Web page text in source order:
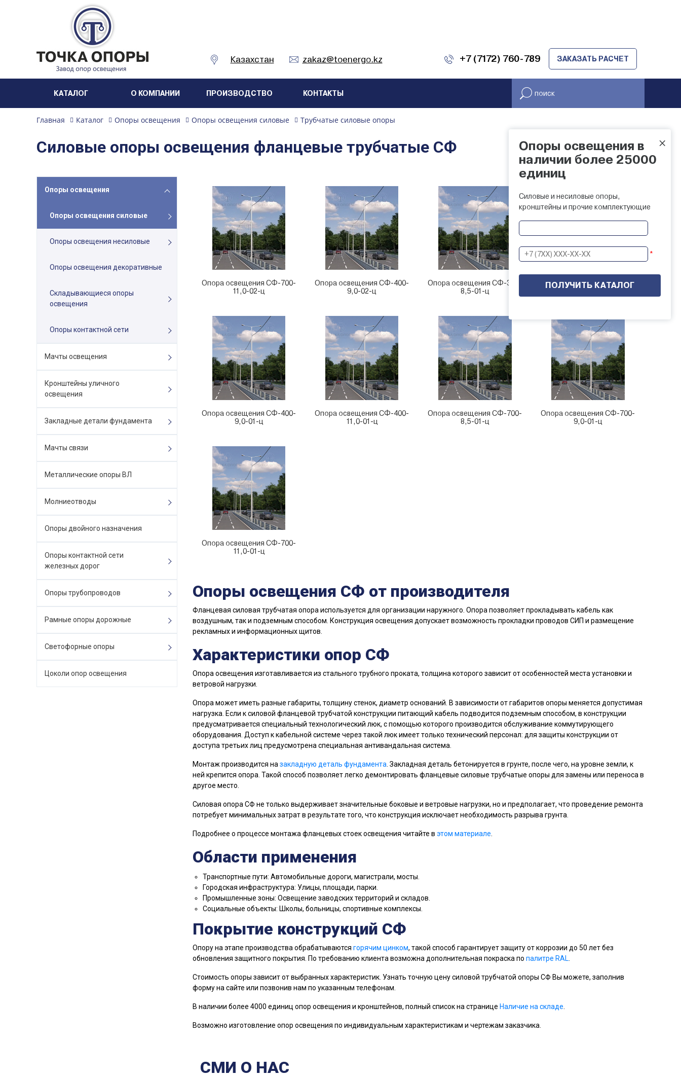
Казахстан zakaz@toenergo.kz +7 (7172) 760-789 ЗАКАЗАТЬ РАСЧЕТ
КАТАЛОГ О КОМПАНИИ ПРОИЗВОДСТВО КОНТАКТЫ
Главная Каталог Опоры освещения Опоры освещения силовые Трубчатые силовые опоры
Силовые опоры освещения фланцевые трубчатые СФ НАЛИЧИЕ НА СКЛАДЕ
Опоры освещения
Опоры освещения силовые
Опоры освещения несиловые
Опоры освещения декоративные
Складывающиеся опоры
освещения
Опоры контактной сети
Мачты освещения
Кронштейны уличного
освещения
Закладные детали фундамента
Мачты связи
Металлические опоры ВЛ
Молниеотводы
Опоры двойного назначения
Опоры контактной сети
железных дорог
Опоры трубопроводов
Рамные опоры дорожные
Светофорные опоры
Цоколи опор освещения
Опора освещения CФ-700-
11,0-02-ц
Опора освещения CФ-400-
9,0-02-ц
Опора освещения CФ-300-
8,5-01-ц
Опора освещения CФ-400-
Опора освещения CФ-400-
9,0-01-ц
Опора освещения CФ-400-
11,0-01-ц
Опора освещения CФ-700-
8,5-01-ц
Опора освещения CФ-700-
9,0-01-ц
Опора освещения CФ-700-
11,0-01-ц
Опоры освещения СФ от производителя
Фланцевая силовая трубчатая опора используется для организации наружного. Опора позволяет прокладывать кабель как
воздушным, так и подземным способом. Конструкция освещения допускает возможность прокладки проводов СИП и размещение
рекламных и информационных щитов.
Характеристики опор СФ
Опора освещения изготавливается из стального трубного проката, толщина которого зависит от особенностей места установки и
ветровой нагрузки.
Опора может иметь разные габариты, толщину стенок, диаметр оснований. В зависимости от габаритов опоры меняется допустимая
нагрузка. Если к силовой фланцевой трубчатой конструкции питающий кабель подводится подземным способом, в конструкции
предусматривается специальный технологический люк, с помощью которого производится обслуживание коммутирующего
оборудования. Доступ к кабельной системе через такой люк имеет только технический персонал: для защиты конструкции от
доступа третьих лиц предусмотрена специальная антивандальная система.
Монтаж производится назакладную деталь фундамента. Закладная деталь бетонируется в грунте, после чего, на уровне земли, к
ней крепится опора. Такой способ позволяет легко демонтировать фланцевые силовые трубчатые опоры для замены или переноса в
другое место.
Силовая опора СФ не только выдерживает значительные боковые и ветровые нагрузки, но и предполагает, что проведение ремонта
потребует минимальных затрат в результате того, что конструкция исключает необходимость разрыва грунта.
Подробнее о процессе монтажа фланцевых стоек освещения читайте в этом материале.
Области применения
Транспортные пути: Автомобильные дороги, магистрали, мосты.
Городская инфраструктура: Улицы, площади, парки.
Промышленные зоны: Освещение заводских территорий и складов.
Социальные объекты: Школы, больницы, спортивные комплексы.
Покрытие конструкций СФ
Опору на этапе производства обрабатываются горячим цинком, такой способ гарантирует защиту от коррозии до 50 лет без
обновления защитного покрытия. По требованию клиента возможна дополнительная покраска по палитре RAL.
Стоимость опоры зависит от выбранных характеристик. Узнать точную цену силовой трубчатой опоры СФ Вы можете, заполнив
форму на сайте или позвонив нам по указанным телефонам.
В наличии более 4000 единиц опор освещения и кронштейнов, полный список на странице Наличие на складе.
Возможно изготовление опор освещения по индивидуальным характеристикам и чертежам заказчика.
СМИ О НАС
×
Опоры освещения в
наличии более 25000
единиц
Силовые и несиловые опоры,
кронштейны и прочие комплектующие
*